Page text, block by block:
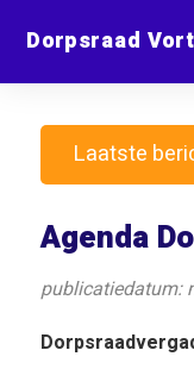
Dorpsraad
Agenda
publicatiedatum:
Laatste